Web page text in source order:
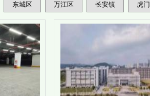
东城区 万江区 长安镇 虎